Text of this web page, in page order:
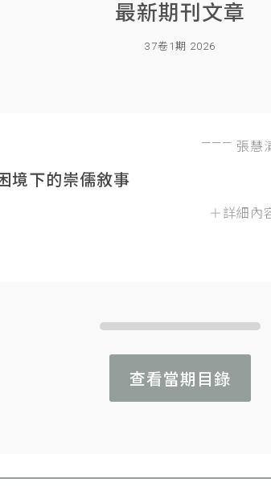
最新期刊文章
37卷1期 2026
張慧
下的崇儒敘事
＋詳細內
查看當期目錄